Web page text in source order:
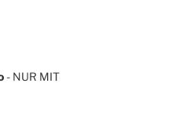
- NUR MIT